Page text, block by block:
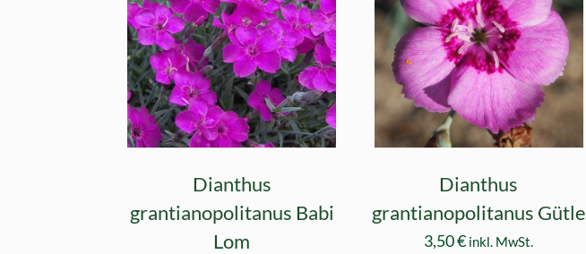
Dianthus
grantianopolitanus Babi
Lom
Dianthus
grantianopolitanus Gütle
3,50€ inkl. MwSt.